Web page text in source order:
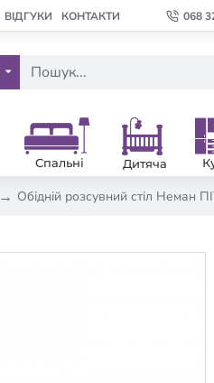
ВІДГУКИ КОНТАКТИ 068
Спальні Дитяча
Обідній розсувний стіл Неман